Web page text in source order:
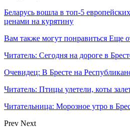
Беларусь вошла в топ-5
ценами на курятину
Вам также могут понравиться Еще
Читатель: Сегодня на дороге в
Очевидец: В Бресте на
Читатель: Птицы улетели, коты
Читательница: Морозное утро в
Prev Next